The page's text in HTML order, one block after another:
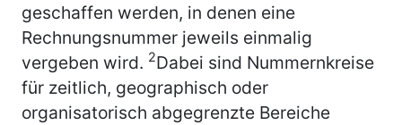
geschaffen werden, in denen eine
Rechnungsnummer jeweils einmalig
vergeben wird. 2Dabei sind Nummernkreise
für zeitlich, geographisch oder
organisatorisch abgegrenzte Bereiche